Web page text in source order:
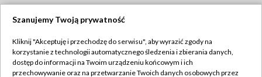
TVP
Abonament TVP
Szanujemy Twoją prywatność
Kliknij "Akceptuję i przechodzę do serwisu", aby wyrazić zgody na
korzystanie z technologii automatycznego śledzenia i zbierania danych,
dostęp do informacji na Twoim urządzeniu końcowym i ich
przechowywanie oraz na przetwarzanie Twoich danych osobowych przez